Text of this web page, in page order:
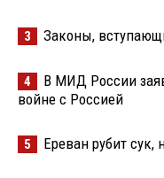
3 Законы,
4
В МИД России
войне с Россией
5 Ереван рубит сук,